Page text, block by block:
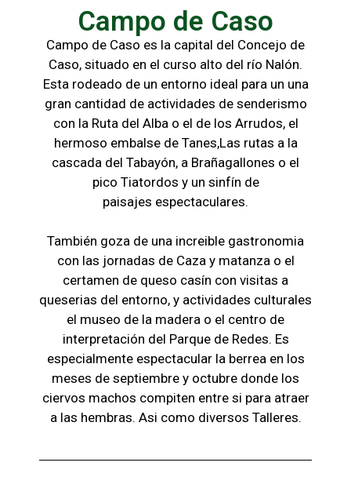
Campo de Caso
Campo de Caso es la capital del Concejo de
Caso, situado en el curso alto del río Nalón.
Esta rodeado de un entorno ideal para un una
gran cantidad de actividades de senderismo
con la Ruta del Alba o el de los Arrudos, el
hermoso embalse de Tanes,Las rutas a la
cascada del Tabayón, a Brañagallones o el
pico Tiatordos y un sinfín de
paisajes espectaculares.
También goza de una increible gastronomia
con las jornadas de Caza y matanza o el
certamen de queso casín con visitas a
queserias del entorno, y actividades culturales
el museo de la madera o el centro de
interpretación del Parque de Redes. Es
especialmente espectacular la berrea en los
meses de septiembre y octubre donde los
ciervos machos compiten entre si para atraer
a las hembras. Asi como diversos Talleres.